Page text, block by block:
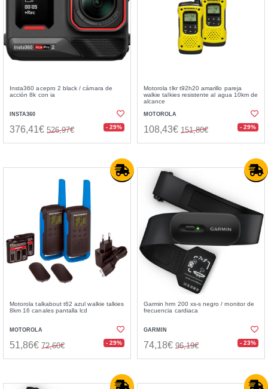
Insta360 acepro 2 black / cámara de
acción 8k con ia
INSTA360
376,41€ 526,97€ - 29%
Motorola tlkr t92h20 amarillo pareja
walkie talkies resistente al agua 10km de
alcance
MOTOROLA
108,43€ 151,80€ - 29%
Motorola talkabout t62 azul walkie talkies
8km 16 canales pantalla lcd
MOTOROLA
51,86€ 72,60€ - 29%
Garmin hrm 200 xs-s negro / monitor de
frecuencia cardiaca
GARMIN
74,18€ 96,19€ - 23%